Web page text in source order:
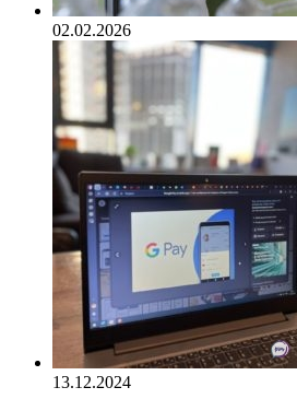
02.02.2026
13.12.2024